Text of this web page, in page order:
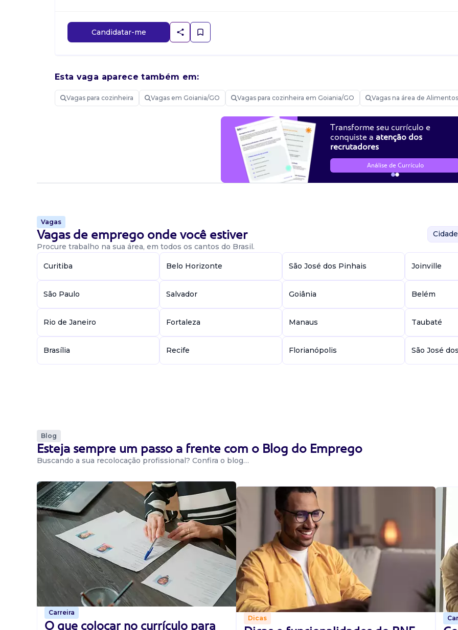
Candidatar-me
Esta vaga aparece também em:
Vagas para cozinheira Vagas em Goiania/GO Vagas para cozinheira em Goiania/GO Vagas na área de Alimentos
Transforme seu currículo e
conquiste a atenção dos
recrutadores
Análise de Currículo
Vagas
Vagas de emprego onde você estiver
Procure trabalho na sua área, em todos os cantos do Brasil.
Curitiba Belo Horizonte São José dos Pinhais Joinville
São Paulo Salvador Goiânia Belém
Rio de Janeiro Fortaleza Manaus Taubaté
Brasília Recife Florianópolis São José
Blog
Esteja sempre um passo a frente com o Blog do Emprego
Buscando a sua recolocação profissional? Confira o blog…
Carreira
O que colocar no currículo para
Dicas